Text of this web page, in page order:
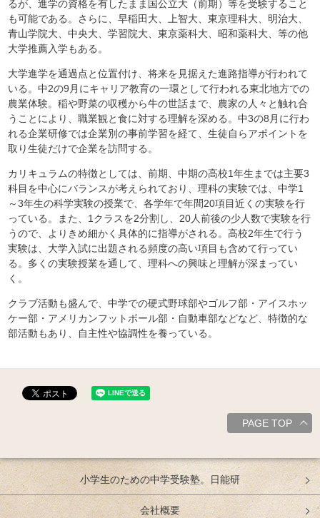
るが、進学の資格を有したまま国公立大（前期）等を受験すること
も可能である。さらに、早稲田大、上智大、東京理科大、明治大、
青山学院大、中央大、学習院大、東京薬科大、昭和薬科大、等の他
大学推薦入学もある。
大学進学を通過点と位置付け、将来を見据えた進路指導が行われて
いる。中2の9月にキャリア教育の一環として行われる東北地方での
農業体験。稲や野菜の収穫から牛の世話まで、農家の人々と触れ合
うことにより、職業観と食に対する理解を深める。中3の8月に行わ
れる企業研修では企業別の事前学習を経て、生徒自らアポイントを
取り生徒だけで企業を訪問する。
カリキュラムの特徴としては、前期、中期の高校1年生までは主要3
科目を中心にバランスが考えられており、理科の実験では、中学1
～3年生の科学実験の授業で、各学年で年間20項目近くの実験を行
っている。また、1クラスを2分割し、20人前後の少人数で実験を行
うので、よりきめ細かく具体的に指導がされる。高校2年生で行う
実験は、大学入試に出題される頻度の高い項目も含めて行ってい
る。多くの実験授業を通して、理科への興味と理解が深まってい
く。
クラブ活動も盛んで、中学での硬式野球部やゴルフ部・アイスホッ
ケー部・アメリカンフットボール部・自動車部などなど、特徴的な
部活動もあり、自主性や協調性を養っている。
PAGE TOP
小学生のための中学受験塾。日能研
会社概要